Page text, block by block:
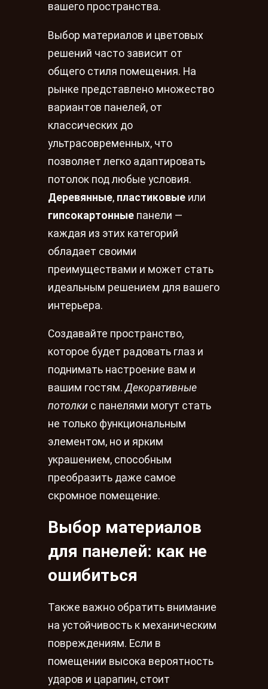
вашего пространства.
Выбор материалов и цветовых
решений часто зависит от
общего стиля помещения. На
рынке представлено множество
вариантов панелей, от
классических до
ультрасовременных, что
позволяет легко адаптировать
потолок под любые условия.
Деревянные, пластиковые или
гипсокартонные панели —
каждая из этих категорий
обладает своими
преимуществами и может стать
идеальным решением для вашего
интерьера.
Создавайте пространство,
которое будет радовать глаз и
поднимать настроение вам и
вашим гостям.Декоративные
потолки с панелями могут стать
не только функциональным
элементом, но и ярким
украшением, способным
преобразить даже самое
скромное помещение.
Выбор материалов
для панелей: как не
ошибиться
Также важно обратить внимание
на устойчивость к механическим
повреждениям. Если в
помещении высока вероятность
ударов и царапин, стоит